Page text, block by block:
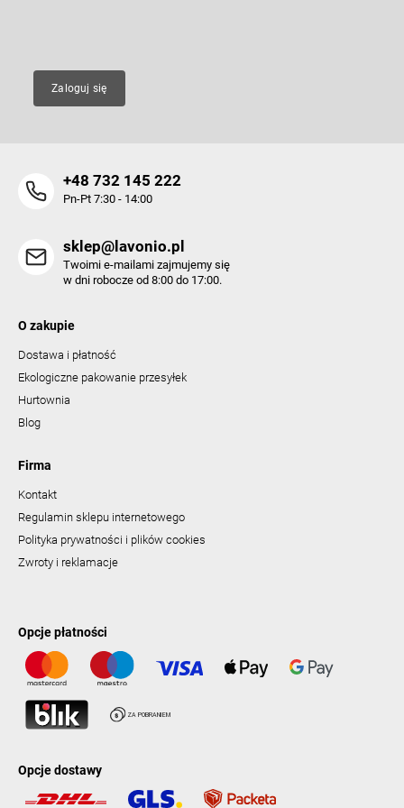
Zaloguj się
+48 732 145 222
Pn-Pt 7:30 - 14:00
sklep@lavonio.pl
Twoimi e-mailami zajmujemy się
w dni robocze od 8:00 do 17:00.
O zakupie
Dostawa i płatność
Ekologiczne pakowanie przesyłek
Hurtownia
Blog
Firma
Kontakt
Regulamin sklepu internetowego
Polityka prywatności i plików cookies
Zwroty i reklamacje
Opcje płatności
Opcje dostawy